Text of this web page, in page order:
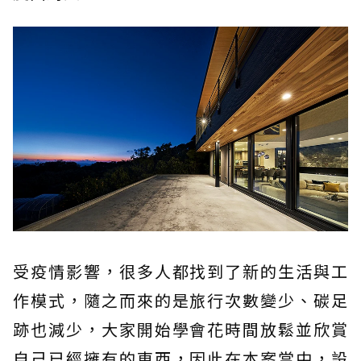
受疫情影響，很多人都找到了新的生活與工
作模式，隨之而來的是旅行次數變少、碳足
跡也減少，大家開始學會花時間放鬆並欣賞